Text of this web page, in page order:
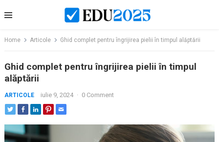
to
Home Articole Ghid complet pentru îngrijirea pielii în timpul alăptării
Ghid complet pentru îngrijirea pielii în timpul
alăptării
ARTICOLE iulie 9, 2024 · 0 Comment